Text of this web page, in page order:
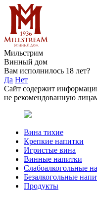
Мильстрим
Винный дом
Вам исполнилось 18 лет?
Да Нет
Сайт содержит
не рекомендованную
Вина тихие
Крепкие напитки
Игристые вина
Винные напитки
Слабоалкогольные
Безалкогольные
Продукты